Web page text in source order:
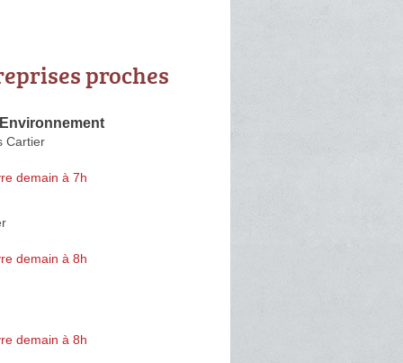
proches
Cartier
demain à 7h
demain à 8h
demain à 8h